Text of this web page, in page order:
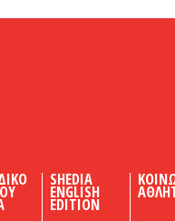
SHEDIA
ENGLISH
EDITION